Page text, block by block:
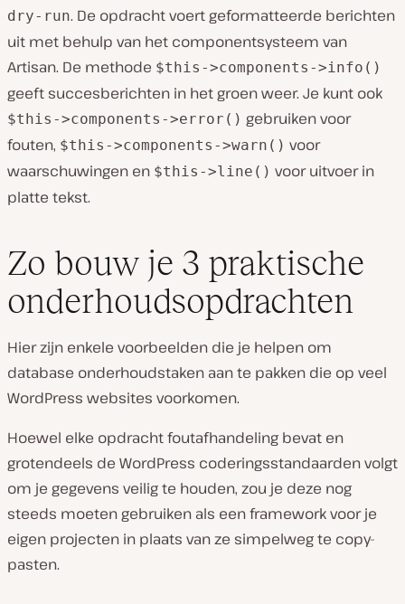
dry-run. De opdracht voert geformatteerde berichten
uit met behulp van het componentsysteem van
Artisan. De methode $this->components->info()
geeft succesberichten in het groen weer. Je kunt ook
$this->components->error() gebruiken voor
fouten, $this->components->warn() voor
waarschuwingen en $this->line() voor uitvoer in
platte tekst.
Zo bouw je 3 praktische
onderhoudsopdrachten
Hier zijn enkele voorbeelden die je helpen om
database onderhoudstaken aan te pakken die op veel
WordPress websites voorkomen.
Hoewel elke opdracht foutafhandeling bevat en
grotendeels de WordPress coderingsstandaarden volgt
om je gegevens veilig te houden, zou je deze nog
steeds moeten gebruiken als een framework voor je
eigen projecten in plaats van ze simpelweg te copy-
pasten.